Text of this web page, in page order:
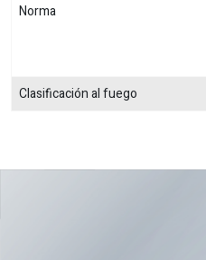
Norma
Clasificación al fuego